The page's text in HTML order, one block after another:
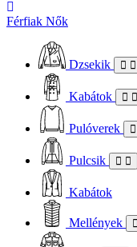
Férfiak Nők
Dzsekik
Kabátok
Pulóverek
Pulcsik
Kabátok
Mellények